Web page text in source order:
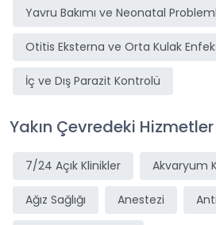
Yavru Bakımı ve Neonatal
Otitis Eksterna ve Orta Kulak
İç ve Dış Parazit Kontrolü
Yakın Çevredeki Hizmetler
7/24 Açık Klinikler Akvaryum
Ağız Sağlığı Anestezi